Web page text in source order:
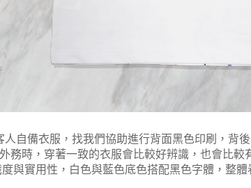
自備衣服，找我們協助進行背面黑色印刷，背
務時，穿著一致的衣服會比較好辨識，也會比較
與實用性，白色與藍色底色搭配黑色字體，整